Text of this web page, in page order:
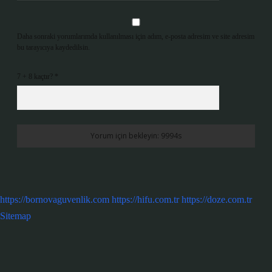
Daha sonraki yorumlarımda kullanılması için adım, e-posta adresim ve site adresim
bu tarayıcıya kaydedilsin.
7 + 8 kaçtır?
https://bornovaguvenlik.com https://hifu.com.tr https://doze.com.tr
Sitemap